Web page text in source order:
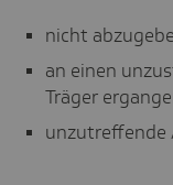
nicht
an einen
Träger
unzutreffende